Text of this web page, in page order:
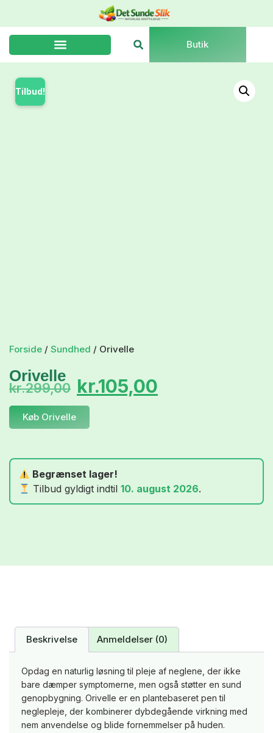
Butik
Tilbud!
Forside / Sundhed / Orivelle
Orivelle
kr.299,00 kr.105,00
Køb Orivelle
Begrænset lager!
Tilbud gyldigt indtil10. august 2026.
Beskrivelse Anmeldelser (0)
Opdag en naturlig løsning til pleje af neglene, der ikke
bare dæmper symptomerne, men også støtter en sund
genopbygning. Orivelle er en plantebaseret pen til
neglepleje, der kombinerer dybdegående virkning med
nem anvendelse og blide fornemmelser på huden.